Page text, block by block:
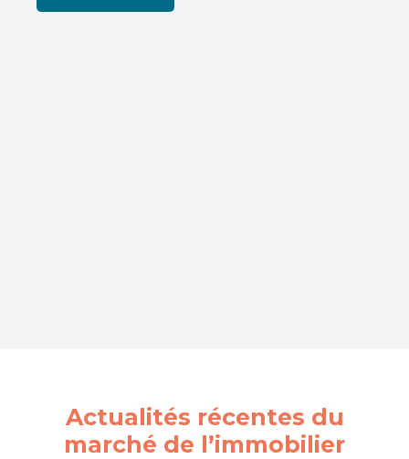
Actualités récentes du
marché de l’immobilier